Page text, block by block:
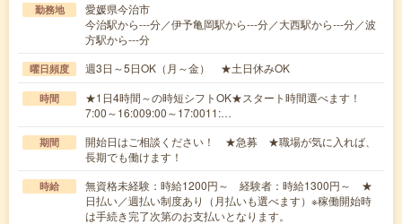
勤務地
愛媛県今治市
今治駅から---分／伊予亀岡駅から---分／大西駅から---分／波
方駅から---分
曜日頻度 週3日～5日OK（月～金） ★土日休みOK
時間
★1日4時間～の時短シフトOK★スタート時間選べます！
7:00～16:009:00～17:0011:…
期間
開始日はご相談ください！ ★急募 ★職場が気に入れば、
長期でも働けます！
時給
無資格未経験：時給1200円～ 経験者：時給1300円～ ★
日払い／週払い制度あり（月払いも選べます）※稼働開始時
は手続き完了次第のお支払いとなります。